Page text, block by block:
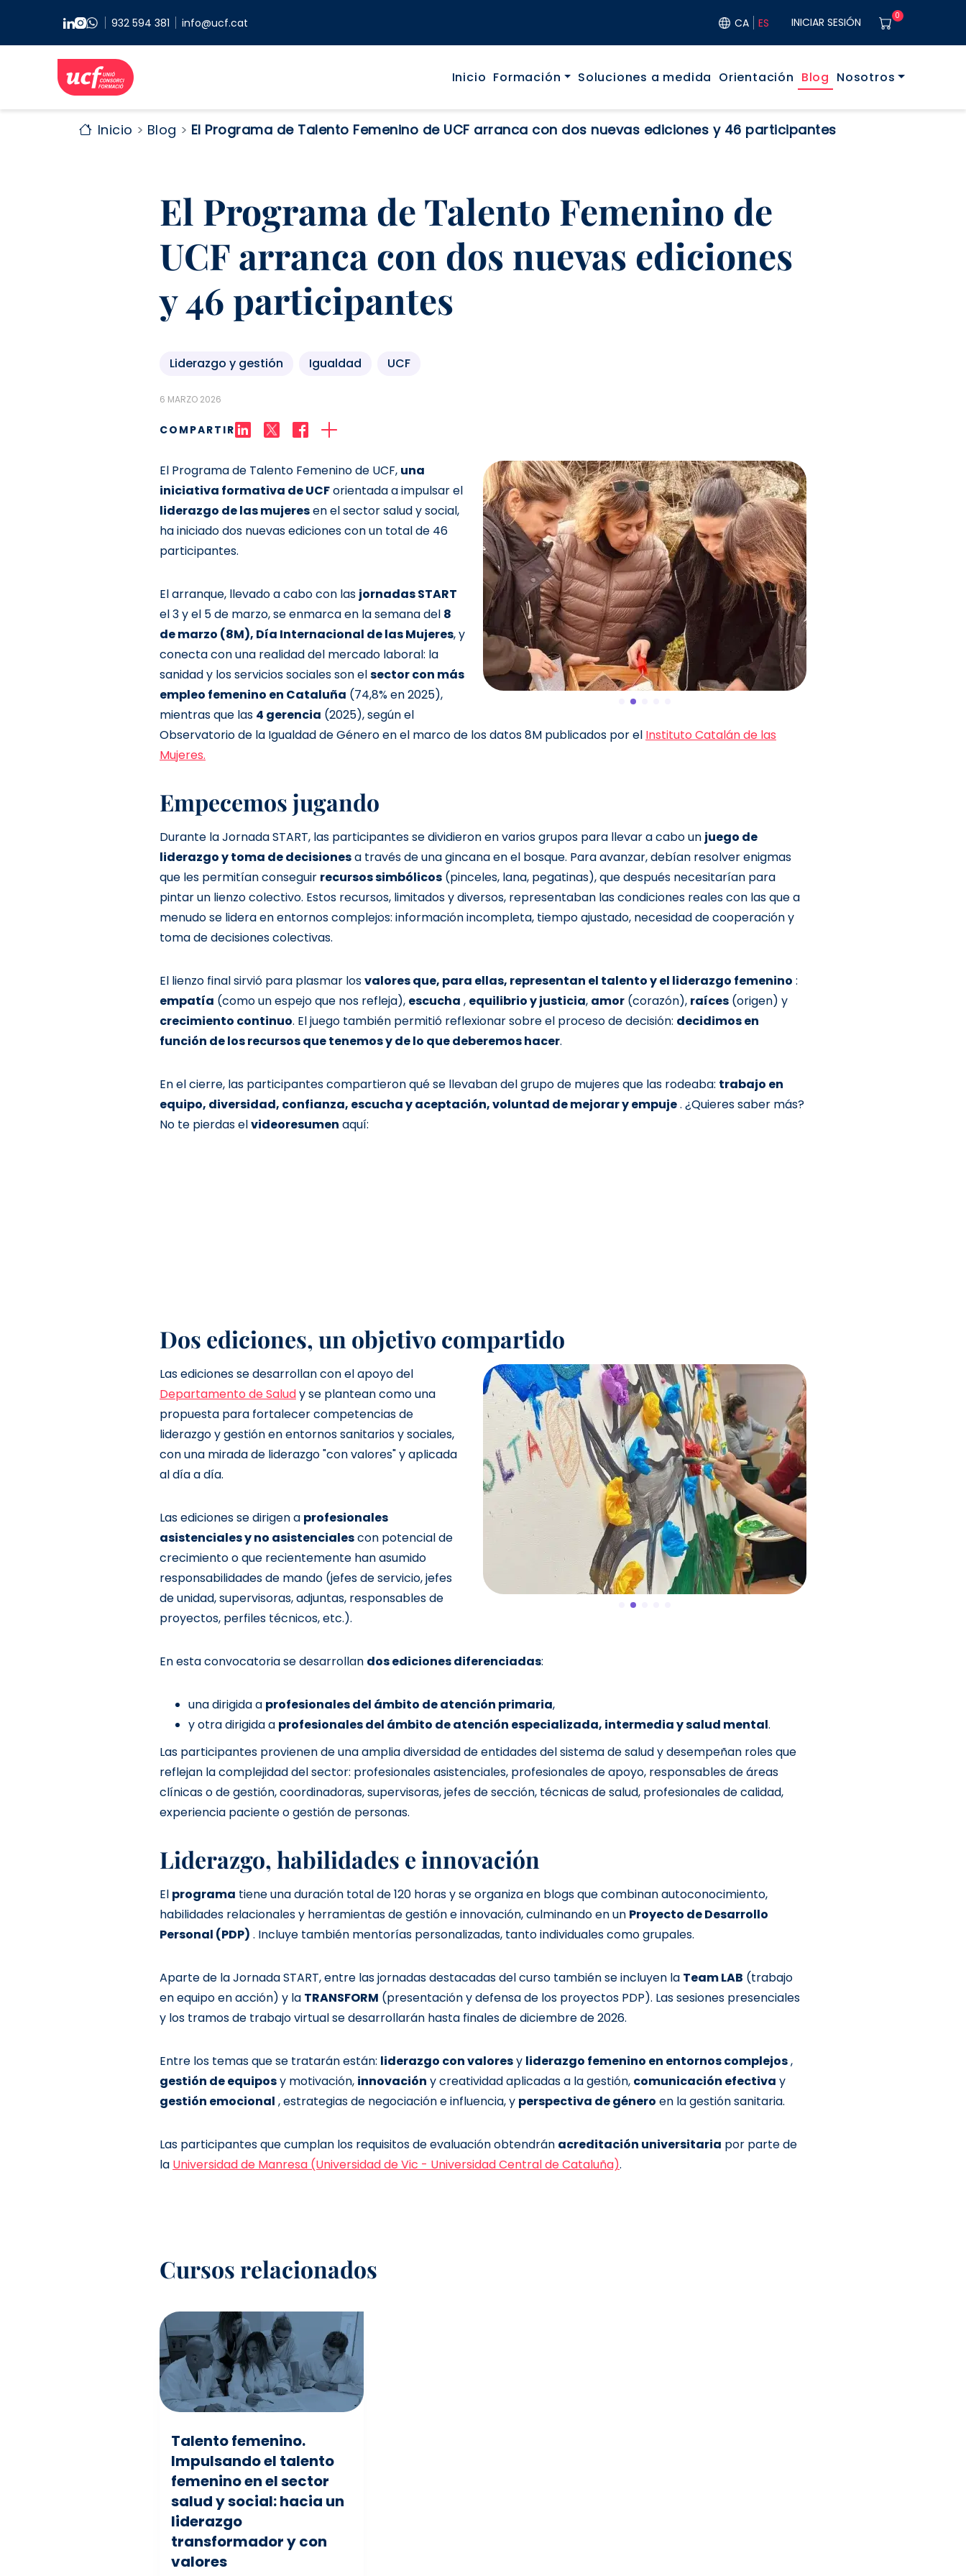
932 594 381 info@ucf.cat CA ES User
INICIAR SESIÓN 0
Navegació principal
Inicio Formación Soluciones a medida Orientación Blog Nosotros
Inicio Blog El Programa de Talento Femenino de UCF arranca con dos nuevas ediciones y 46 participantes
El Programa de Talento Femenino de
UCF arranca con dos nuevas ediciones
y 46 participantes
Liderazgo y gestión Igualdad UCF
6 MARZO 2026
COMPARTIR
El Programa de Talento Femenino de UCF, una
iniciativa formativa de UCForientada a impulsar el
liderazgo de las mujeresen el sector salud y social,
ha iniciado dos nuevas ediciones con un total de 46
participantes.
El arranque, llevado a cabo con las jornadas START
el 3 y el 5 de marzo, se enmarca en la semana del 8
de marzo (8M), Día Internacional de las Mujeres, y
conecta con una realidad del mercado laboral: la
sanidad y los servicios sociales son elsector con más
empleo femenino en Cataluña (74,8% en 2025),
mientras que las 4 gerencia (2025), según el
Observatorio de la Igualdad de Género en el marco de los datos 8M publicados por el Instituto Catalán de las
Mujeres.
Empecemos jugando
Durante la Jornada START, las participantes se dividieron en varios grupos para llevar a cabo un juego de
liderazgo y toma de decisionesa través de una gincana en el bosque. Para avanzar, debían resolver enigmas
que les permitían conseguir recursos simbólicos (pinceles, lana, pegatinas), que después necesitarían para
pintar un lienzo colectivo. Estos recursos, limitados y diversos, representaban las condiciones reales con las que a
menudo se lidera en entornos complejos: información incompleta, tiempo ajustado, necesidad de cooperación y
toma de decisiones colectivas.
El lienzo final sirvió para plasmar losvalores que, para ellas, representan el talento y el liderazgo femenino :
empatía (como un espejo que nos refleja), escucha , equilibrio y justicia, amor (corazón), raíces (origen) y
crecimiento continuo. El juego también permitió reflexionar sobre el proceso de decisión: decidimos en
función de los recursos que tenemos y de lo que deberemos hacer.
En el cierre, las participantes compartieron qué se llevaban del grupo de mujeres que las rodeaba: trabajo en
equipo, diversidad, confianza, escucha y aceptación, voluntad de mejorar y empuje. ¿Quieres saber más?
No te pierdas elvideoresumen aquí:
Dos ediciones, un objetivo compartido
Las ediciones se desarrollan con el apoyo del
Departamento de Saludy se plantean como una
propuesta para fortalecer competencias de
liderazgo y gestión en entornos sanitarios y sociales,
con una mirada de liderazgo "con valores" y aplicada
al día a día.
Las ediciones se dirigen a profesionales
asistenciales y no asistencialescon potencial de
crecimiento o que recientemente han asumido
responsabilidades de mando (jefes de servicio, jefes
de unidad, supervisoras, adjuntas, responsables de
proyectos, perfiles técnicos, etc.).
En esta convocatoria se desarrollan dos ediciones diferenciadas:
una dirigida a profesionales del ámbito de atención primaria,
y otra dirigida a profesionales del ámbito de atención especializada, intermedia y salud mental.
Las participantes provienen de una amplia diversidad de entidades del sistema de salud y desempeñan roles que
reflejan la complejidad del sector: profesionales asistenciales, profesionales de apoyo, responsables de áreas
clínicas o de gestión, coordinadoras, supervisoras, jefes de sección, técnicas de salud, profesionales de calidad,
experiencia paciente o gestión de personas.
Liderazgo, habilidades e innovación
El programa tiene una duración total de 120 horas y se organiza en blogs que combinan autoconocimiento,
habilidades relacionales y herramientas de gestión e innovación, culminando en un Proyecto de Desarrollo
Personal (PDP) . Incluye también mentorías personalizadas, tanto individuales como grupales.
Aparte de la Jornada START, entre las jornadas destacadas del curso también se incluyen la Team LAB (trabajo
en equipo en acción) y la TRANSFORM (presentación y defensa de los proyectos PDP). Las sesiones presenciales
y los tramos de trabajo virtual se desarrollarán hasta finales de diciembre de 2026.
Entre los temas que se tratarán están: liderazgo con valoresy liderazgo femenino en entornos complejos,
gestión de equiposy motivación, innovación y creatividad aplicadas a la gestión, comunicación efectiva y
gestión emocional , estrategias de negociación e influencia, y perspectiva de género en la gestión sanitaria.
Las participantes que cumplan los requisitos de evaluación obtendrán acreditación universitaria por parte de
la Universidad de Manresa (Universidad de Vic - Universidad Central de Cataluña).
Cursos relacionados
Talento femenino.
Impulsando el talento
femenino en el sector
salud y social: hacia un
liderazgo
transformador y con
valores